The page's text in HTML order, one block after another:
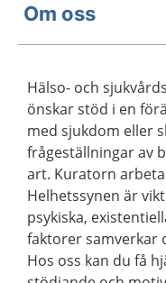
Om oss
Hälso- och
önskar stöd i en
med sjukdom eller
frågeställningar av
art. Kuratorn
Helhetssynen är
psykiska,
faktorer samverkar
Hos oss kan du få